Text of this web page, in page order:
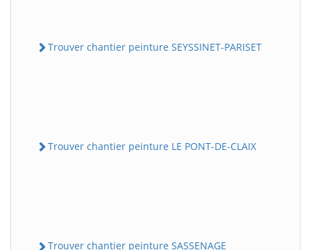
Trouver chantier peinture SEYSSINET-PARISET
Trouver chantier peinture LE PONT-DE-CLAIX
Trouver chantier peinture SASSENAGE